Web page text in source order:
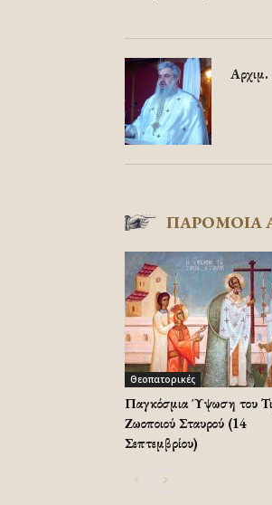
Αρχιμ.
ΠΑΡΟΜΟΙΑ
Θεοπατορικές
Παγκόσμια Ύψωση του
Ζωοποιού Σταυρού (14
Σεπτεμβρίου)